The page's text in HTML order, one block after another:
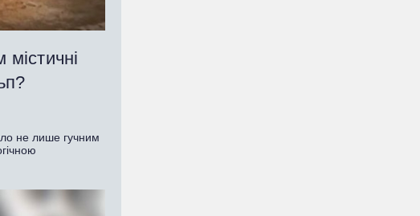
не лише гучним